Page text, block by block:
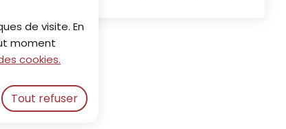
de visite. En
moment
cookies.
Tout refuser